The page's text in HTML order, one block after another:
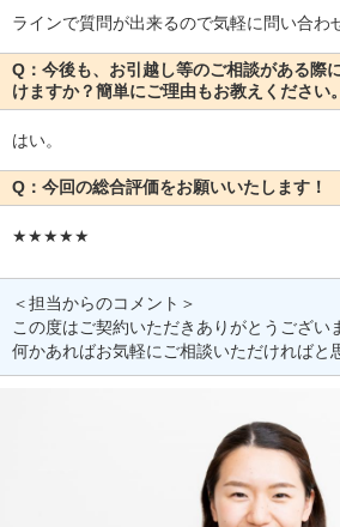
ラインで質問が出来るので気軽に問い合わ
Q：今後も、お引越し等のご相談がある際
けますか？簡単にご理由もお教えください。
はい。
Q：今回の総合評価をお願いいたします！
★★★★★
＜担当からのコメント＞
この度はご契約いただきありがとうござい
何かあればお気軽にご相談いただければと